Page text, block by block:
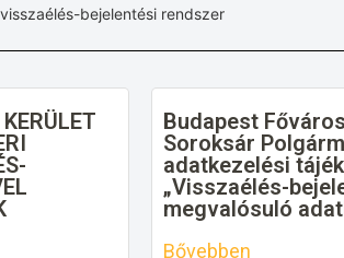
bejelentési rendszer
Budapest
Soroksár
adatkezelési
„Visszaélés-
megvalósuló
Bővebben